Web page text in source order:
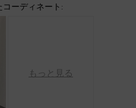
ーディネート:
もっと見る